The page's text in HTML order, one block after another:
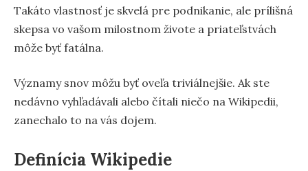
Takáto vlastnosť je skvelá pre podnikanie, ale prílišná
skepsa vo vašom milostnom živote a priateľstvách
môže byť fatálna.
Významy snov môžu byť oveľa triviálnejšie. Ak ste
nedávno vyhľadávali alebo čítali niečo na Wikipedii,
zanechalo to na vás dojem.
Definícia Wikipedie